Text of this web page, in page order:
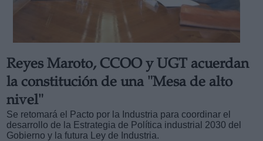
Reyes Maroto, CCOO y UGT acuerdan
la constitución de una "Mesa de alto
nivel"
Se retomará el Pacto por la Industria para coordinar el
desarrollo de la Estrategia de Política industrial 2030 del
Gobierno y la futura Ley de Industria.